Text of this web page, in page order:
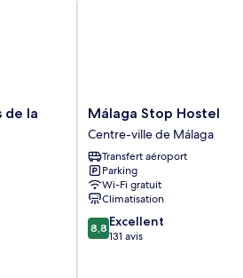
de la
Málaga
Stop
Hostel
Centre-
ville
de
Málaga
Málaga Stop Hostel
Centre-ville de Málaga
Transfert aéroport
Parking
Wi-Fi gratuit
Climatisation
8.8
sur
8,8 Excellent
131 avis